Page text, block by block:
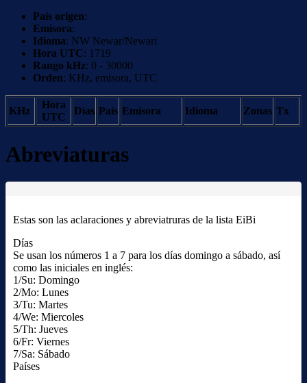
País origen:
Emisora:
Idioma: NW Newar/Newari
Hora UTC: 1719
Rango kHz: 0 - 30000
Orden: KHz, emisora, UTC
KHz
Hora
UTC
Días País Emisora Idioma Zonas Tx
Abreviaturas
Estas son las aclaraciones y abreviatruras de la lista EiBi
Días
Se usan los números 1 a 7 para los días domingo a sábado, así
como las iniciales en inglés:
1/Su: Domingo
2/Mo: Lunes
3/Tu: Martes
4/We: Miercoles
5/Th: Jueves
6/Fr: Viernes
7/Sa: Sábado
Países